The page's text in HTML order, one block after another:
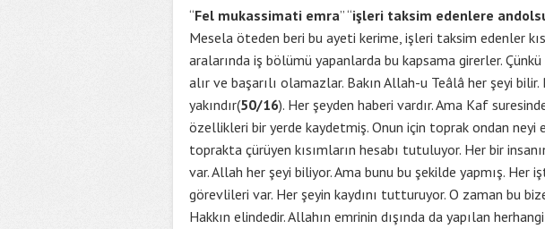
“Fel mukassimati emra” “işleri taksim edenlere
Mesela öteden beri bu ayeti kerime, işleri taksim edenler
aralarında iş bölümü yapanlarda bu kapsama girerler.
alır ve başarılı olamazlar. Bakın Allah-u Teâlâ her şeyi bilir.
yakındır(50/16). Her şeyden haberi vardır. Ama Kaf
özellikleri bir yerde kaydetmiş. Onun için toprak ondan neyi
toprakta çürüyen kısımların hesabı tutuluyor. Her bir
var. Allah her şeyi biliyor. Ama bunu bu şekilde yapmış. Her
görevlileri var. Her şeyin kaydını tutturuyor. O zaman bu
Hakkın elindedir. Allahın emrinin dışında da yapılan